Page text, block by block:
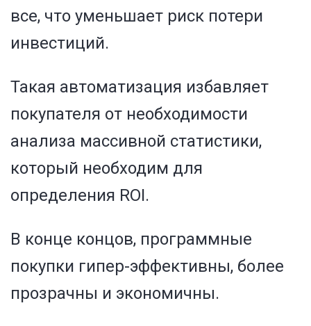
все, что уменьшает риск потери
инвестиций.
Такая автоматизация избавляет
покупателя от необходимости
анализа массивной статистики,
который необходим для
определения ROI.
В конце концов, программные
покупки гипер-эффективны, более
прозрачны и экономичны.